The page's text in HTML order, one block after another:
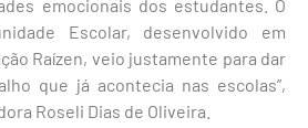
emocionais dos estudantes. O
Escolar, desenvolvido em
Raízen, veio justamente para dar
que já acontecia nas escolas”,
Roseli Dias de Oliveira.